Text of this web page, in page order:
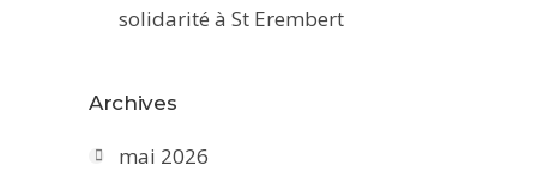
solidarité à St Erembert
Archives
mai 2026